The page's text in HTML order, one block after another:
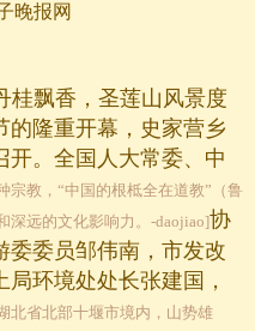
晚报网
飘香，圣莲山风景度
的隆重开幕，史家营乡
开。全国人大常委、中
宗教，“中国的根柢全在道教”（鲁
深远的文化影响力。-daojiao]协
委委员邹伟南，市发改
环境处处长张建国，
北省北部十堰市境内，山势雄